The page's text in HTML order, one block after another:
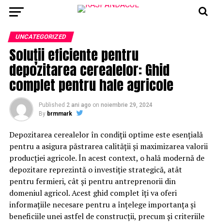
UNCATEGORIZED
Soluții eficiente pentru
depozitarea cerealelor: Ghid
complet pentru hale agricole
Published 2 ani ago on noiembrie 29, 2024
By brmmark
Depozitarea cerealelor în condiții optime este esențială
pentru a asigura păstrarea calității și maximizarea valorii
producției agricole. În acest context, o hală modernă de
depozitare reprezintă o investiție strategică, atât
pentru fermieri, cât și pentru antreprenorii din
domeniul agricol. Acest ghid complet îți va oferi
informațiile necesare pentru a înțelege importanța și
beneficiile unei astfel de construcții, precum și criteriile